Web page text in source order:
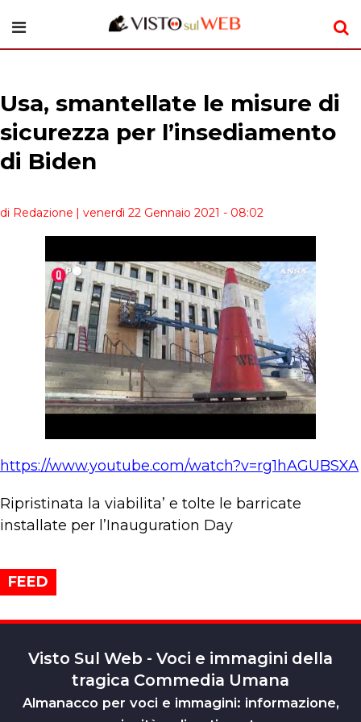
Usa, smantellate le misure di
sicurezza per l’insediamento
di Biden
di Redazione | venerdì 22 Gennaio 2021 - 08:02
https://www.youtube.com/watch?v=rg1hAGUBSXA
Ripristinata la viabilita’ e tolte le barricate
installate per l’Inauguration Day
FEED
Visto Sul Web - Voci e immagini della
tragica Commedia Umana
Almanacco per voci e immagini: informazione,